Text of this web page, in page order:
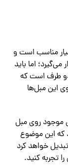
مناسب است و
اما باید
دو طرف است که
این مبل‌ها
موجود روی مبل
که این موضوع
خواهد کرد
تجربه کنید.